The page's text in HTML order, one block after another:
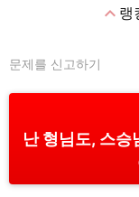
expand_less랭
문제를 신고하기
난 형님도, 스승